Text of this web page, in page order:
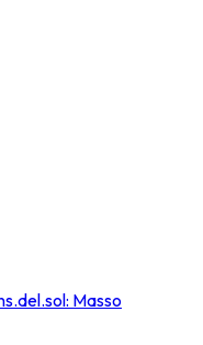
Masso